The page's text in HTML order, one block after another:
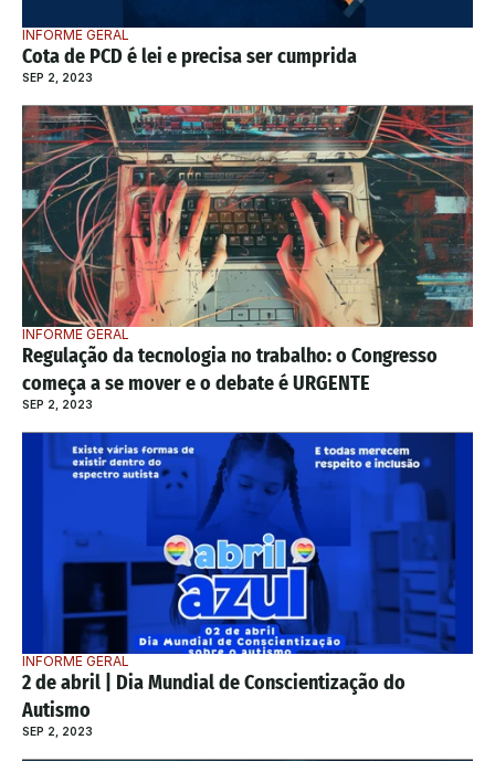
INFORME GERAL
Cota de PCD é lei e precisa ser cumprida
SEP 2, 2023
INFORME GERAL
Regulação da tecnologia no trabalho: o Congresso
começa a se mover e o debate é URGENTE
SEP 2, 2023
INFORME GERAL
2 de abril | Dia Mundial de Conscientização do
Autismo
SEP 2, 2023